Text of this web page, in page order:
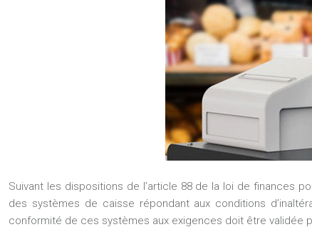
Suivant les dispositions de l’article 88 de la loi de finances
des systèmes de caisse répondant aux conditions
conformité de ces systèmes aux exigences doit être validée